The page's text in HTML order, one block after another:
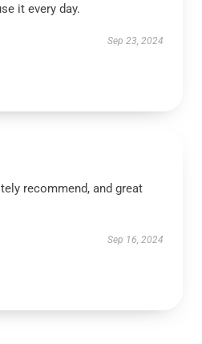
it every day.
Sep 23, 2024
recommend, and great
Sep 16, 2024